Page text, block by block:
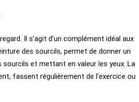
Il s’agit d’un complément idéal aux
des sourcils, permet de donner un
et mettant en valeur les yeux. La
fassent régulièrement de l’exercice ou